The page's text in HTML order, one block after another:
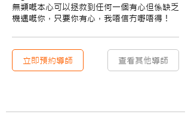
無類嘅本心可以拯救到任何一個有心但係缺乏
機遇嘅你，只要你有心，我唔信冇嘢唔得！
立即預約導師 查看其他導師